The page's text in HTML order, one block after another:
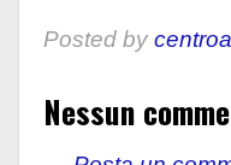
Posted by
Nessun